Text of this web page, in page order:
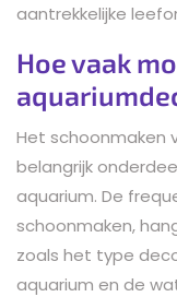
aantrekkelijke
Hoe vaak
Het schoonmaken
belangrijk
aquarium. De
schoonmaken,
zoals het type
aquarium en de